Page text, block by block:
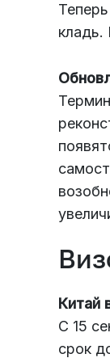
кладь.
Китай
С 15
срок